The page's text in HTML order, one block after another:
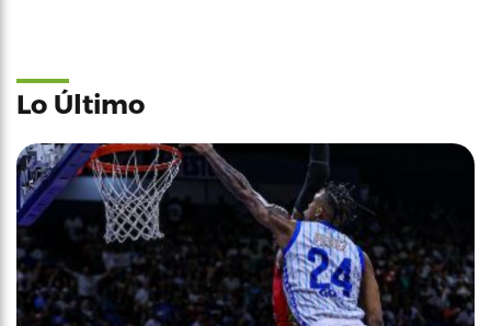
Lo Último